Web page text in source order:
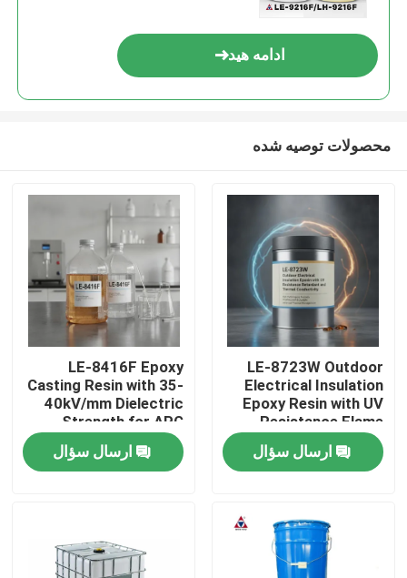
خونه
ادامه هید
محصولات توصیه شده
LE-8723W Outdoor
Electrical Insulation
Epoxy Resin with UV
Resistance Flame
Retardant and
Thermal Conductivity
ارسال سؤال
LE-8416F Epoxy
Casting Resin with 35-
40kV/mm Dielectric
Strength for APG
Process and 0.6-0.8%
Cure Shrinkage
ارسال سؤال